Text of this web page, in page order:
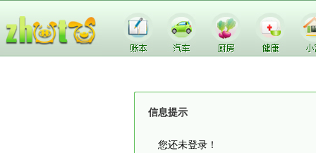
信息提示
您还未登录！